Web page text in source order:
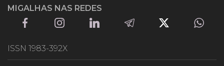
MIGALHAS NAS REDES
ISSN 1983-392X